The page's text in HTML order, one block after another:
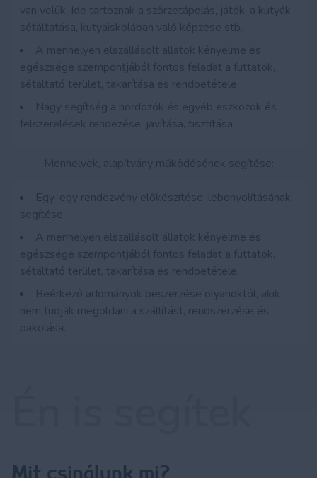
van velük. Ide tartoznak a szőrzetápolás, játék, a kutyák
sétáltatása, kutyaiskolában való képzése stb.
A menhelyen elszállásolt állatok kényelme és
egészsége szempontjából fontos feladat a futtatók,
sétáltató terület, takarítása és rendbetétele.
Nagy segítség a hordozók és egyéb eszközök és
felszerelések rendezése, javítása, tisztítása.
Egy-egy rendezvény előkészítése, lebonyolításának
segítése
A menhelyen elszállásolt állatok kényelme és
egészsége szempontjából fontos feladat a futtatók,
sétáltató terület, takarítása és rendbetétele.
Beérkező adományok beszerzése olyanoktól, akik
nem tudják megoldani a szállítást, rendszerzése és
pakolása.
Mit csinálunk mi?